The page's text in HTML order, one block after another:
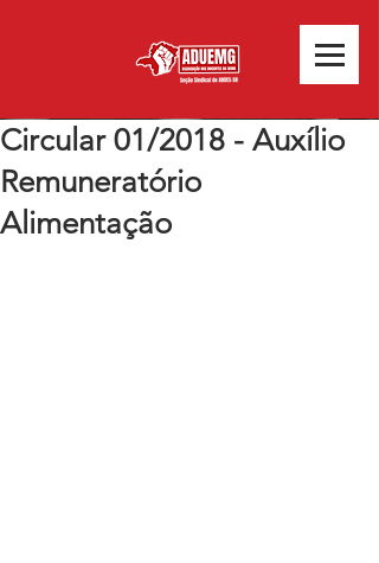
Circular 01/2018 - Auxílio
Remuneratório
Alimentação